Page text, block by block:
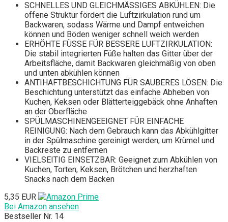
SCHNELLES UND GLEICHMÄSSIGES ABKÜHLEN: Die
offene Struktur fördert die Luftzirkulation rund um
Backwaren, sodass Wärme und Dampf entweichen
können und Böden weniger schnell weich werden
ERHÖHTE FÜSSE FÜR BESSERE LUFTZIRKULATION:
Die stabil integrierten Füße halten das Gitter über der
Arbeitsfläche, damit Backwaren gleichmäßig von oben
und unten abkühlen können
ANTIHAFTBESCHICHTUNG FÜR SAUBERES LÖSEN: Die
Beschichtung unterstützt das einfache Abheben von
Kuchen, Keksen oder Blätterteiggebäck ohne Anhaften
an der Oberfläche
SPÜLMASCHINENGEEIGNET FÜR EINFACHE
REINIGUNG: Nach dem Gebrauch kann das Abkühlgitter
in der Spülmaschine gereinigt werden, um Krümel und
Backreste zu entfernen
VIELSEITIG EINSETZBAR: Geeignet zum Abkühlen von
Kuchen, Torten, Keksen, Brötchen und herzhaften
Snacks nach dem Backen
5,35 EUR
Bei Amazon ansehen
Bestseller Nr. 14